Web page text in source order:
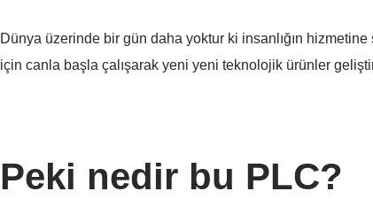
Dünya üzerinde bir gün daha yoktur ki insanlığın
için canla başla çalışarak yeni yeni teknolojik ürünler
Peki nedir bu PLC?